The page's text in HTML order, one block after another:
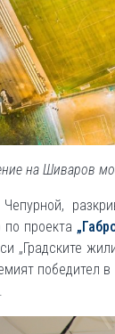
на Шиваров
проекта
„Градските
победител